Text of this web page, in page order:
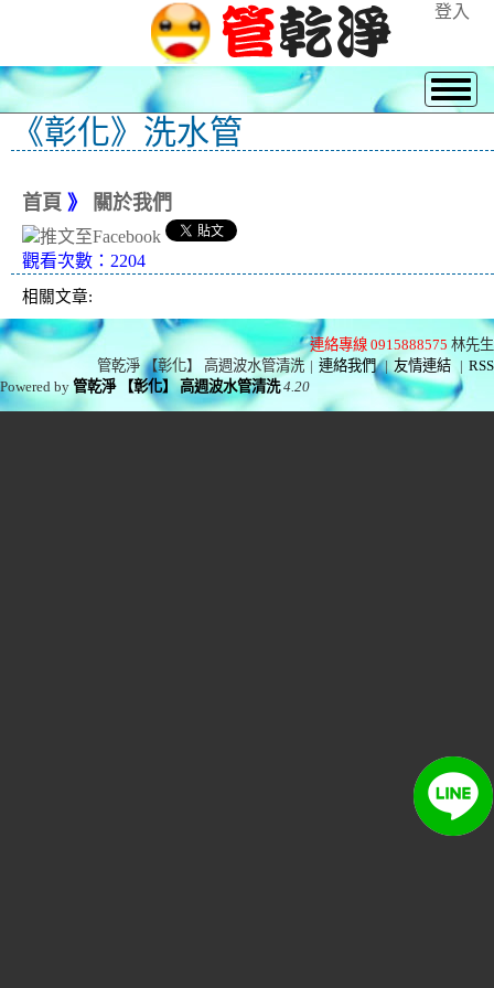
登入
《彰化》洗水管
首頁 》 關於我們
觀看次數：2204
相關文章:
連絡專線 0915888575 林先生
管乾淨 【彰化】 高週波水管清洗 | 連絡我們 | 友情連結 | RSS
Powered by管乾淨 【彰化】 高週波水管清洗 4.20